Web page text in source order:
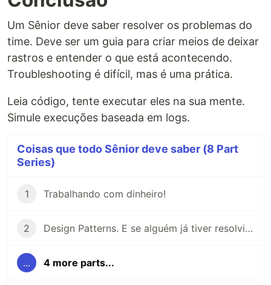
Um Sênior deve saber resolver os problemas do
time. Deve ser um guia para criar meios de deixar
rastros e entender o que está acontecendo.
Troubleshooting é difícil, mas é uma prática.
Leia código, tente executar eles na sua mente.
Simule execuções baseada em logs.
Coisas que todo Sênior deve saber (8 Part
Series)
1 Trabalhando com dinheiro!
2 Design Patterns. E se alguém já tiver resolvido seu problema?
... 4 more parts...